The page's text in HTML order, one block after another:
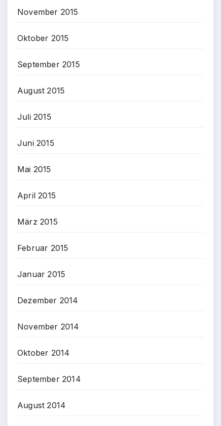
November 2015
Oktober 2015
September 2015
August 2015
Juli 2015
Juni 2015
Mai 2015
April 2015
März 2015
Februar 2015
Januar 2015
Dezember 2014
November 2014
Oktober 2014
September 2014
August 2014